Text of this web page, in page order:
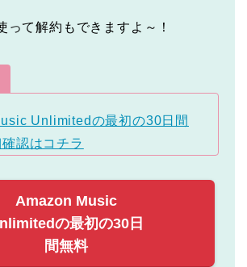
って解約もできますよ～！
Unlimitedの最初の30日間
認はコチラ
Amazon Music
の最初の30日
間無料